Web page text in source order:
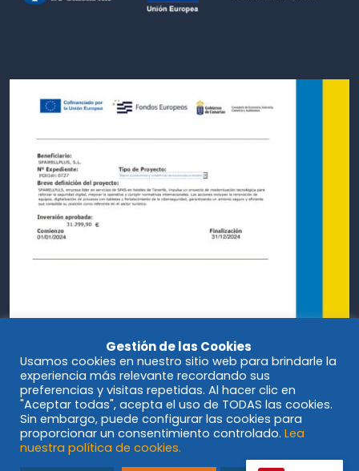
Gestión de las Cookies
Usamos cookies en nuestro sitio web para brindarle la
experiencia más relevante recordando sus
preferencias y visitas repetidas. Al hacer clic en
"Aceptar todas", acepta el uso de TODAS las cookies.
Sin embargo, puede configurar las cookies para
proporcionar un consentimiento controlado. Lea
nuestra política de cookies.